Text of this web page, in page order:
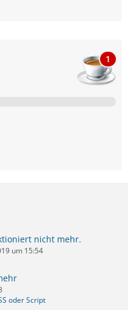
1
nicht mehr.
um 15:54
oder Script